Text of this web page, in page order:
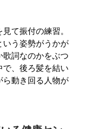
て振付の練習。
いう姿勢がうかが
歌詞なのかをぶつ
、後ろ髪を結い
ら動き回る人物が